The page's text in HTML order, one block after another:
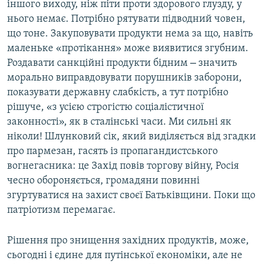
іншого виходу, ніж піти проти здорового глузду, у
нього немає. Потрібно рятувати підводний човен,
що тоне. Закуповувати продукти нема за що, навіть
маленьке «протікання» може виявитися згубним.
Роздавати санкційні продукти бідним – значить
морально виправдовувати порушників заборони,
показувати державну слабкість, а тут потрібно
рішуче, «з усією строгістю соціалістичної
законності», як в сталінські часи. Ми сильні як
ніколи! Шлунковий сік, який виділяється від згадки
про пармезан, гасять із пропагандистського
вогнегасника: це Захід повів торгову війну, Росія
чесно обороняється, громадяни повинні
згуртуватися на захист своєї Батьківщини. Поки що
патріотизм перемагає.
Рішення про знищення західних продуктів, може,
сьогодні і єдине для путінської економіки, але не